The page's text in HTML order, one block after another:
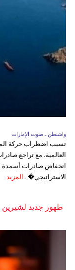
واشنطن ـ صوت الإمارات
تسبب اضطراب حركة
الاستراتيجي�... المزيد
ظهور جديد